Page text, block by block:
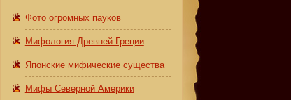
Фото огромных пауков
Мифология Древней Греции
Японские мифические существа
Мифы Северной Америки